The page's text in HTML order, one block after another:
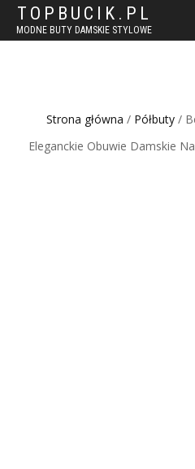
TOPBUCIK.PL
MODNE BUTY DAMSKIE STYLOWE
Strona główna / Półbuty/
Eleganckie Obuwie Damskie